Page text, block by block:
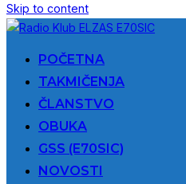
Skip to content
POČETNA
TAKMIČENJA
ČLANSTVO
OBUKA
GSS (E70SIC)
NOVOSTI